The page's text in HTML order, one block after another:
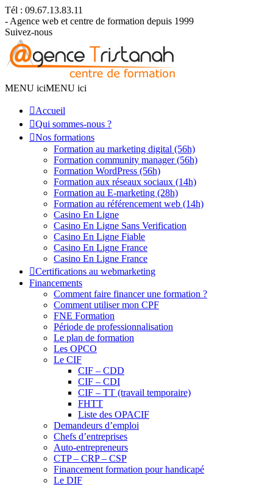
Tél : 09.67.13.83.11
- Agence web et centre de formation depuis 1999
Suivez-nous
MENU iciMENU ici
Accueil
Qui sommes-nous ?
Nos formations
Formation au marketing digital (56h)
Formation community manager (56h)
Formation WordPress (56h)
Formation aux réseaux sociaux (14h)
Formation au E-marketing (28h)
Formation au référencement web (14h)
Casino En Ligne
Casino En Ligne Sans Verification
Casino En Ligne Fiable
Casino En Ligne France
Casino En Ligne France
Certifications au webmarketing
Financements
Comment faire financer une formation ?
Comment utiliser mon CPF
FNE Formation
Période de professionnalisation
Le plan de formation
Les OPCO
Le CIF
CIF – CDD
CIF – CDI
CIF – TT (travail temporaire)
FHTT
Liste des OPACIF
Demandeurs d’emploi
Chefs d’entreprises
Auto-entrepreneurs
CTP – CRP – CSP
Financement formation pour handicapé
Le DIF